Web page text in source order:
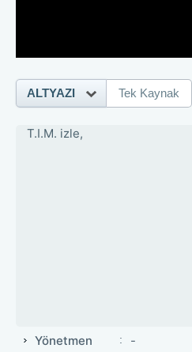
T.I.M. izle,
Yönetmen
-
ALTYAZI Tek Kaynak